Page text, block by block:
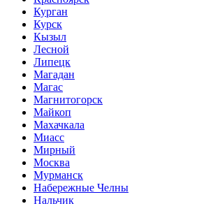
Курган
Курск
Кызыл
Лесной
Липецк
Магадан
Магас
Магнитогорск
Майкоп
Махачкала
Миасс
Мирный
Москва
Мурманск
Набережные Челны
Нальчик